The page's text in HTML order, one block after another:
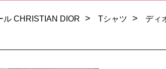
バッグ最新モデルが登場。上質な仕上がりをお見
扱い。最高品質の再現度を安心してお選びいた
ル CHRISTIAN DIOR > Tシャツ > ディ